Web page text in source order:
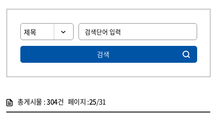
검색
총게시물 :304건 페이지 :25/31